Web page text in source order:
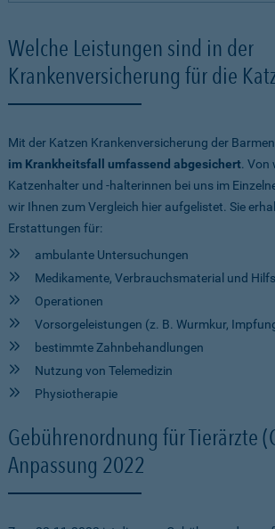
Welche Leistungen sind in der
Krankenversicherung für die
Mit der Katzen Krankenversicherung der
im Krankheitsfall umfassend abgesichert. Von
Katzenhalter und -halterinnen bei uns im
wir Ihnen zum Vergleich hier aufgelistet. Sie
Erstattungen für:
ambulante Untersuchungen
Medikamente, Verbrauchsmaterial und
Operationen
Vorsorgeleistungen (z. B. Wurmkur,
bestimmte Zahnbehandlungen
Nutzung von Telemedizin
Physiotherapie
Gebührenordnung für Tierärzte
Anpassung 2022